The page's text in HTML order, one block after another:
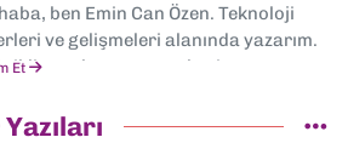
ben Emin Can Özen. Teknoloji
ve gelişmeleri alanında yazarım.
araçlar, yapay zeka, inovasyon ve
arasında yer alıyor.
yazar olarak görev
Et